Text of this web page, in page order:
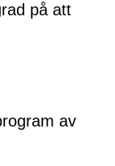
på att
av